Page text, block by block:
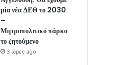
μία νέα ΔΕΘ το 2030
–
Μητροπολιτικό πάρκο
το ζητούμενο
3 ώρες ago